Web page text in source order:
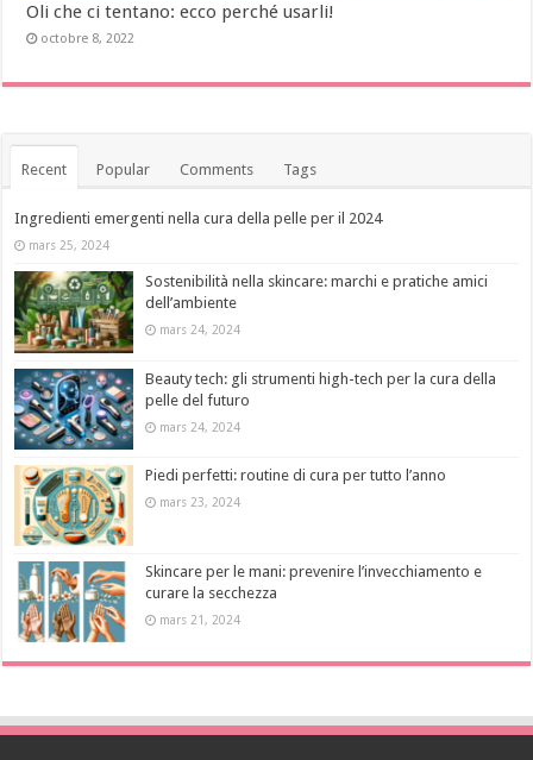
Oli che ci tentano: ecco perché usarli!
octobre 8, 2022
Recent Popular Comments Tags
Ingredienti emergenti nella cura della pelle per il 2024
mars 25, 2024
Sostenibilità nella skincare: marchi e pratiche amici
dell’ambiente
mars 24, 2024
Beauty tech: gli strumenti high-tech per la cura della
pelle del futuro
mars 24, 2024
Piedi perfetti: routine di cura per tutto l’anno
mars 23, 2024
Skincare per le mani: prevenire l’invecchiamento e
curare la secchezza
mars 21, 2024